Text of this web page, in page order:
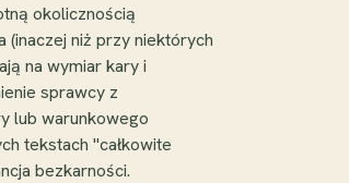
okolicznością
(inaczej niż przy niektórych
na wymiar kary i
sprawcy z
lub warunkowego
tekstach "całkowite
bezkarności.